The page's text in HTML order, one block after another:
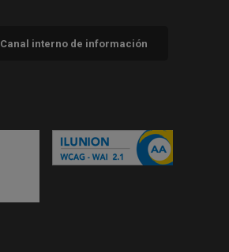
Canal interno de información